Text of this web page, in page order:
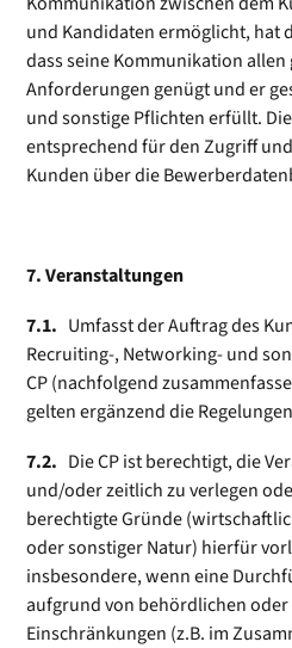
und Kandidaten ermöglicht, hat
dass seine Kommunikation allen
Anforderungen genügt und er
und sonstige Pflichten erfüllt.
entsprechend für den Zugriff
Kunden über die
7. Veranstaltungen
7.1. Umfasst der Auftrag des
Recruiting-, Networking- und
CP (nachfolgend
gelten ergänzend die
7.2. Die CP ist berechtigt, die
und/oder zeitlich zu verlegen
berechtigte Gründe
oder sonstiger Natur) hierfür
insbesondere, wenn eine
aufgrund von behördlichen oder
Einschränkungen (z.B. im